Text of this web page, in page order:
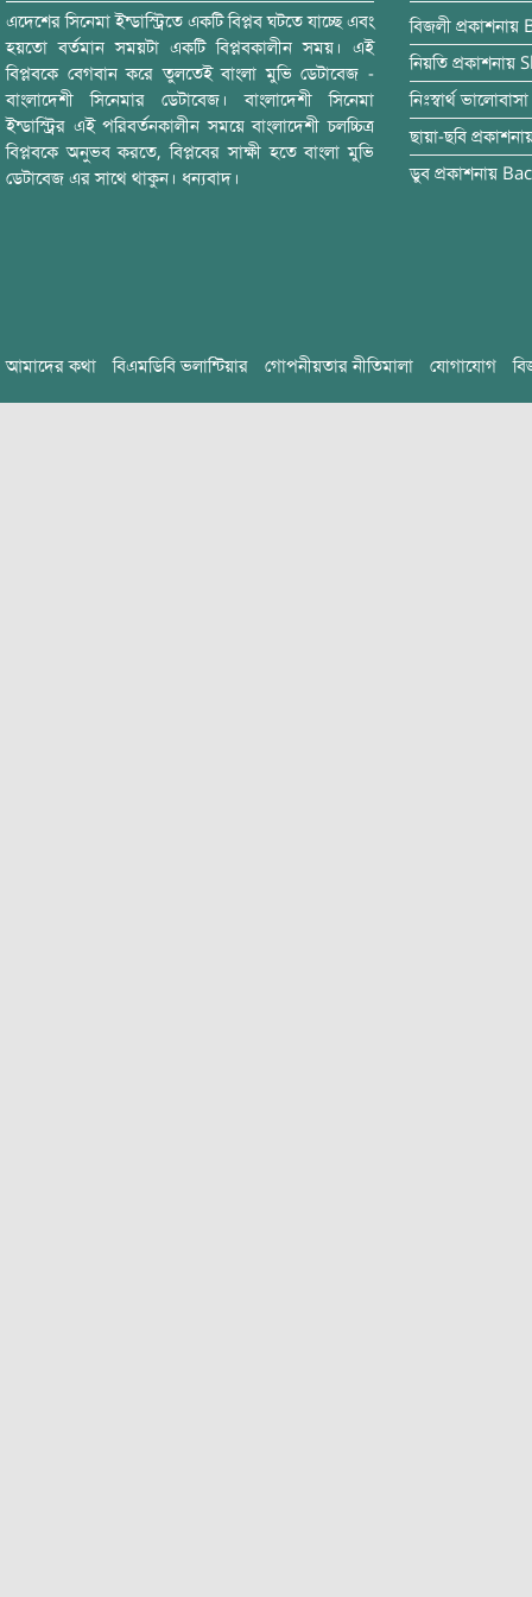
এদেশের সিনেমা ইন্ডাস্ট্রিতে একটি বিপ্লব ঘটতে যাচ্ছে এবং
হয়তো বর্তমান সময়টা একটি বিপ্লবকালীন সময়। এই
বিপ্লবকে বেগবান করে তুলতেই বাংলা মুভি ডেটাবেজ -
বাংলাদেশী সিনেমার ডেটাবেজ। বাংলাদেশী সিনেমা
ইন্ডাস্ট্রির এই পরিবর্তনকালীন সময়ে বাংলাদেশী চলচ্চিত্র
বিপ্লবকে অনুভব করতে, বিপ্লবের সাক্ষী হতে বাংলা মুভি
ডেটাবেজ এর সাথে থাকুন। ধন্যবাদ।
বিজলী প্রকাশনায়
নিয়তি প্রকাশনায়
নিঃস্বার্থ ভালোবাসা
ছায়া-ছবি
ডুব প্রকাশনায়
আমাদের কথা বিএমডিবি ভলান্টিয়ার গোপনীয়তার নীতিমালা যোগাযোগ